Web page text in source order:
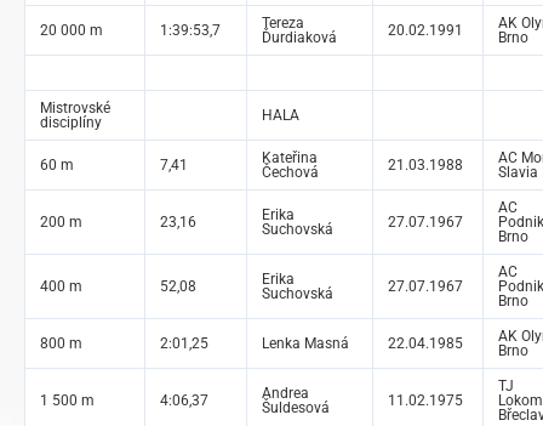
20 000 m 1:39:53,7
Tereza
Ďurdiaková
20.02.1991
AK
Brno
Mistrovské
disciplíny
HALA
60 m 7,41
Kateřina
Čechová
21.03.1988
AC
Slavia
200 m 23,16
Erika
Suchovská
27.07.1967
AC
Brno
400 m 52,08
Erika
Suchovská
27.07.1967
AC
Brno
800 m 2:01,25 Lenka Masná 22.04.1985
AK
Brno
1 500 m 4:06,37
Andrea
Šuldesová
11.02.1975
TJ